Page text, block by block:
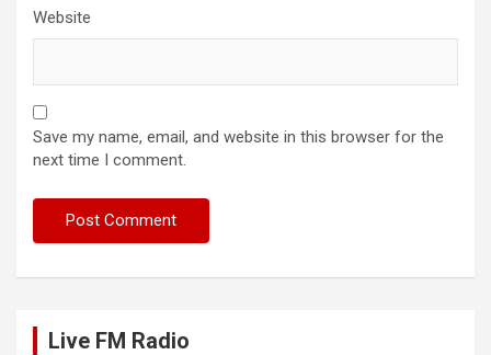
Website
Save my name, email, and website in this browser for the
next time I comment.
Live FM Radio